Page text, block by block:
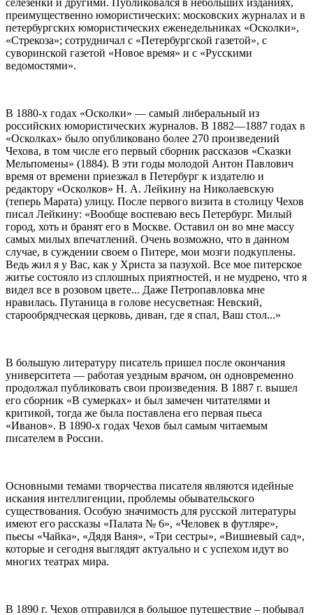
преимущественно юмористических: московских журналах и в
петербургских юмористических еженедельниках «Осколки»,
«Стрекоза»; сотрудничал с «Петербургской газетой», с
суворинской газетой «Новое время» и с «Русскими
ведомостями».
В 1880-х годах «Осколки» — самый либеральный из
российских юмористических журналов. В 1882—1887 годах в
«Осколках» было опубликовано более 270 произведений
Чехова, в том числе его первый сборник рассказов «Сказки
Мельпомены» (1884). В эти годы молодой Антон Павлович
время от времени приезжал в Петербург к издателю и
редактору «Осколков» Н. А. Лейкину на Николаевскую
(теперь Марата) улицу. После первого визита в столицу Чехов
писал Лейкину: «Вообще воспеваю весь Петербург. Милый
город, хоть и бранят его в Москве. Оставил он во мне массу
самых милых впечатлений. Очень возможно, что в данном
случае, в суждении своем о Питере, мои мозги подкуплены.
Ведь жил я у Вас, как у Христа за пазухой. Все мое питерское
житье состояло из сплошных приятностей, и не мудрено, что я
видел все в розовом цвете... Даже Петропавловка мне
нравилась. Путаница в голове несусветная: Невский,
старообрядческая церковь, диван, где я спал, Ваш стол...»
В большую литературу писатель пришел после окончания
университета — работая уездным врачом, он одновременно
продолжал публиковать свои произведения. В 1887 г. вышел
его сборник «В сумерках» и был замечен читателями и
критикой, тогда же была поставлена его первая пьеса
«Иванов». В 1890-х годах Чехов был самым читаемым
писателем в России.
Основными темами творчества писателя являются идейные
искания интеллигенции, проблемы обывательского
существования. Особую значимость для русской литературы
имеют его рассказы «Палата № 6», «Человек в футляре»,
пьесы «Чайка», «Дядя Ваня», «Три сестры», «Вишневый сад»,
которые и сегодня выглядят актуально и с успехом идут во
многих театрах мира.
В 1890 г. Чехов отправился в большое путешествие – побывал